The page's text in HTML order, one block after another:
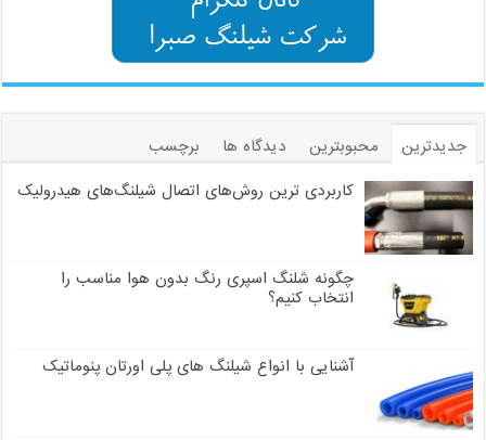
جدیدترین محبوبترین دیدگاه ها
برچسب
کاربردی ترین روش‌های اتصال شیلنگ‌های هیدرولیک
چگونه شلنگ اسپری رنگ بدون هوا مناسب را
انتخاب کنیم؟
آشنایی با انواع شیلنگ های پلی اورتان پنوماتیک